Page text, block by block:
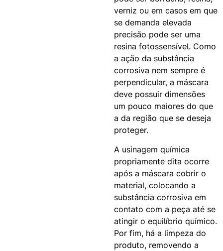
verniz ou em casos em que
se demanda elevada
precisão pode ser uma
resina fotossensível. Como
a ação da substância
corrosiva nem sempre é
perpendicular, a máscara
deve possuir dimensões
um pouco maiores do que
a da região que se deseja
proteger.
A usinagem química
propriamente dita ocorre
após a máscara cobrir o
material, colocando a
substância corrosiva em
contato com a peça até se
atingir o equilíbrio químico.
Por fim, há a limpeza do
produto, removendo a